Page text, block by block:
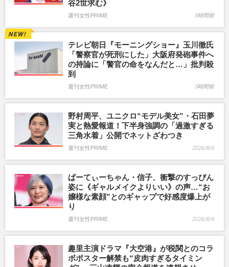
谷2世求む》
週刊女性PRIME 5時間前
テレビ朝日『モーニングショー』玉川徹氏
「警察官が死刑にした」大阪府発砲事件へ
の持論に「警官の命をなんだと…」批判殺
到
週刊女性PRIME 5時間前
野村周平、ユニクロ“モデル美女”・石田夢
実と熱愛報道！下半身強調の「過激すぎる
三角水着」公開でネットざわつき
週刊女性PRIME 2026/8/6
ぱーてぃーちゃん・信子、衝撃のすっぴん
姿に《ギャルメイクよりいい》の声…“お
嬢様な素顔”とのギャップで好感度爆上が
り
週刊女性PRIME 2026/8/6
趣里主演ドラマ『大空港』が税関とのコラ
ボポスター解禁も“皮肉すぎるタイミン